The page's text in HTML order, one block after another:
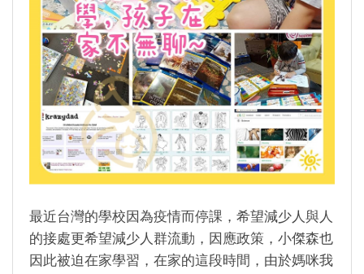
最近台灣的學校因為疫情而停課，希望減少人與人
的接處更希望減少人群流動，因應政策，小傑森也
因此被迫在家學習，在家的這段時間，由於媽咪我